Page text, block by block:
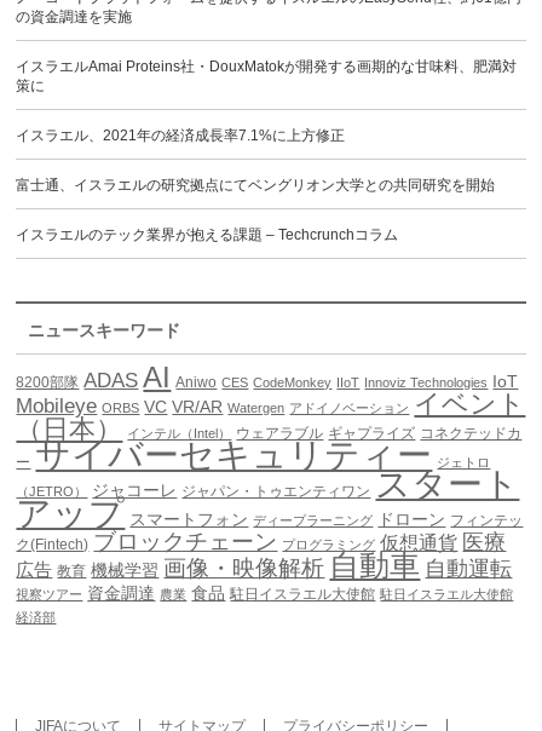
の資金調達を実施
イスラエルAmai Proteins社・DouxMatokが開発する画期的な甘味料、肥満対
策に
イスラエル、2021年の経済成長率7.1%に上方修正
富士通、イスラエルの研究拠点にてベングリオン大学との共同研究を開始
イスラエルのテック業界が抱える課題 – Techcrunchコラム
ニュースキーワード
8200部隊 ADAS AI Aniwo CES CodeMonkey IIoT Innoviz Technologies IoT
Mobileye ORBS VC VR/AR Watergen アドイノベーション イベント
（日本）
インテル（Intel） ウェアラブル ギャプライズ コネクテッドカ
ー サイバーセキュリティー ジェトロ
（JETRO）
ジャコーレ ジャパン・トゥエンティワン スタート
アップ スマートフォン ディープラーニング ドローン フィンテッ
ク(Fintech) ブロックチェーン プログラミング 仮想通貨 医療
広告 教育 機械学習 画像・映像解析 自動車 自動運転
視察ツアー 資金調達 農業 食品 駐日イスラエル大使館 駐日イスラエル大使館
経済部
JIFAについて サイトマップ
プライバシーポリシー